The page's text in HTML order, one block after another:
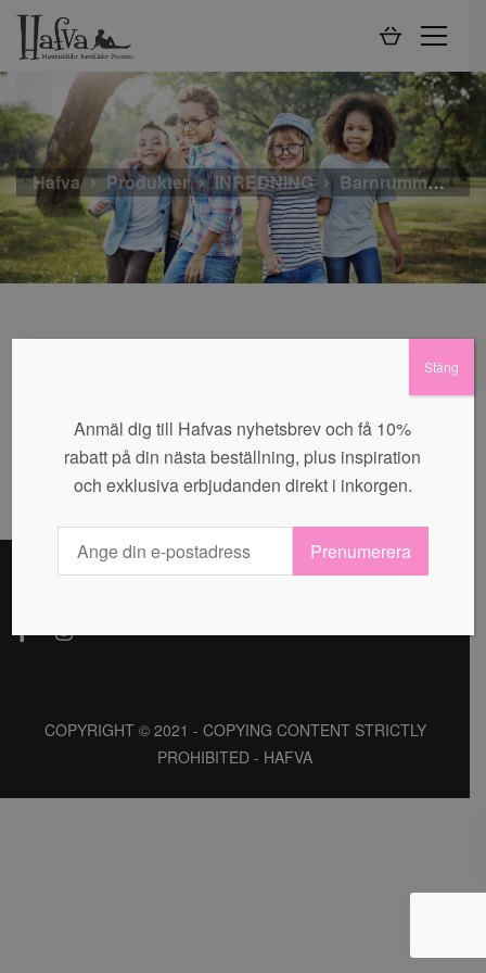
Hafva Produkter INREDNING Barnrummet
COPYRIGHT © 2021 - COPYING CONTENT STRICTLY
PROHIBITED - HAFVA
Anmäl dig till Hafvas nyhetsbrev och få 10%
rabatt på din nästa beställning, plus inspiration
och exklusiva erbjudanden direkt i inkorgen.
Prenumerera
Stäng